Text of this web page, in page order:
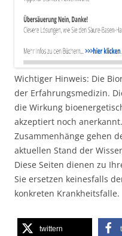
Wichtiger Hinweis: Die
der Erfahrungsmedizin.
die Wirkung
akzeptiert noch
Zusammenhänge gehen
aktuellen Stand der
Diese Seiten dienen zu
Sie ersetzen keinesfalls
konkreten Krankheitsfalle.
twittern